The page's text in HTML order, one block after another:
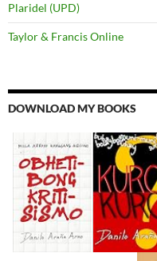
Plaridel (UPD)
Taylor & Francis Online
DOWNLOAD MY BOOKS